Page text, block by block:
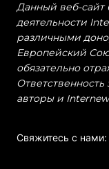
Данный веб-сайт
деятельности
различными
Европейский
обязательно
авторы и
Свяжитесь с нами: